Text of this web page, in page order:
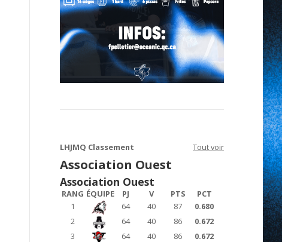
LHJMQ Classement Tout voir
Association Ouest
Association Ouest
RANG ÉQUIPE PJ V PTS
PCT
1
64 40 87
0.680
2
64 40 86
0.672
3
64 40 86
0.672